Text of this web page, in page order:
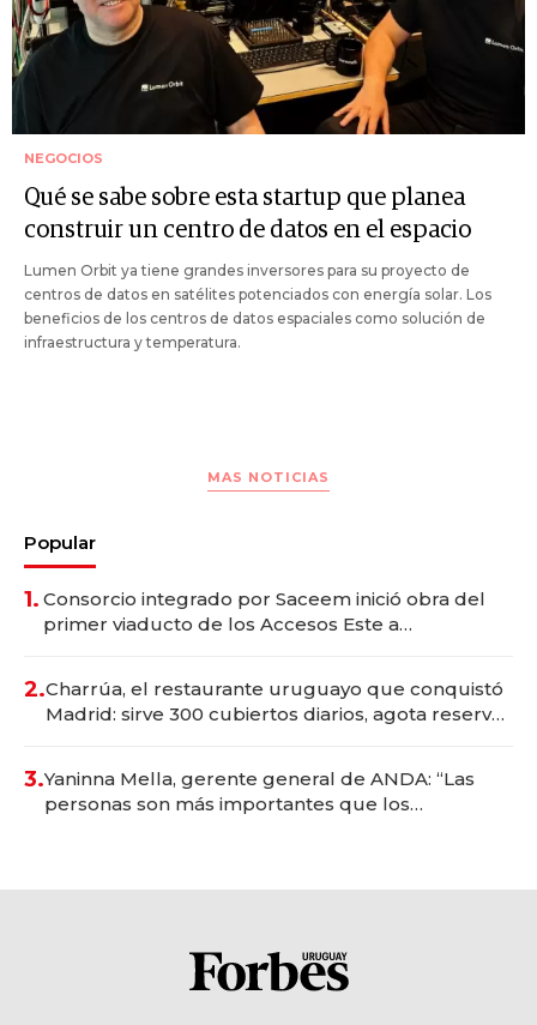
NEGOCIOS
Qué se sabe sobre esta startup que planea
construir un centro de datos en el espacio
Lumen Orbit ya tiene grandes inversores para su proyecto de
centros de datos en satélites potenciados con energía solar. Los
beneficios de los centros de datos espaciales como solución de
infraestructura y temperatura.
MAS NOTICIAS
Popular
1. Consorcio integrado por Saceem inició obra del
primer viaducto de los Accesos Este a
2.Charrúa, el restaurante uruguayo que conquistó
Madrid: sirve 300 cubiertos diarios, agota reservas
3.Yaninna Mella, gerente general de ANDA: “Las
personas son más importantes que los